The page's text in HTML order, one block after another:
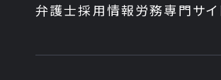
弁護士採用情報労務専門サイ